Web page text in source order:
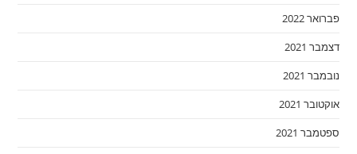
פברואר 2022
דצמבר 2021
נובמבר 2021
אוקטובר 2021
ספטמבר 2021